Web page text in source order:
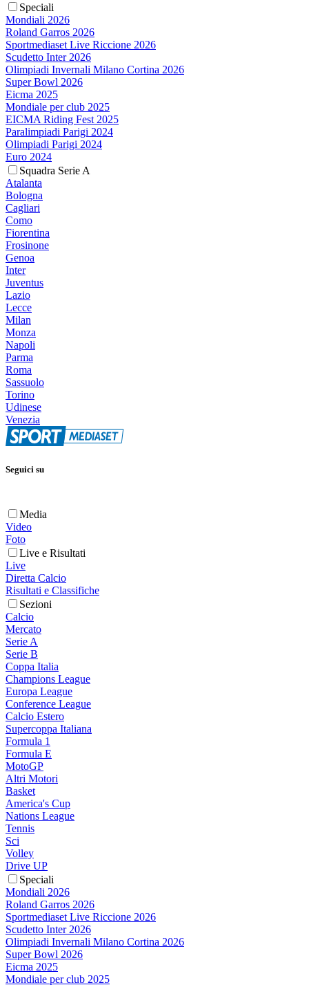
Speciali
Mondiali 2026
Roland Garros 2026
Sportmediaset Live Riccione 2026
Scudetto Inter 2026
Olimpiadi Invernali Milano Cortina 2026
Super Bowl 2026
Eicma 2025
Mondiale per club 2025
EICMA Riding Fest 2025
Paralimpiadi Parigi 2024
Olimpiadi Parigi 2024
Euro 2024
Squadra Serie A
Atalanta
Bologna
Cagliari
Como
Fiorentina
Frosinone
Genoa
Inter
Juventus
Lazio
Lecce
Milan
Monza
Napoli
Parma
Roma
Sassuolo
Torino
Udinese
Venezia
Seguici su
Media
Video
Foto
Live e Risultati
Live
Diretta Calcio
Risultati e Classifiche
Sezioni
Calcio
Mercato
Serie A
Serie B
Coppa Italia
Champions League
Europa League
Conference League
Calcio Estero
Supercoppa Italiana
Formula 1
Formula E
MotoGP
Altri Motori
Basket
America's Cup
Nations League
Tennis
Sci
Volley
Drive UP
Speciali
Mondiali 2026
Roland Garros 2026
Sportmediaset Live Riccione 2026
Scudetto Inter 2026
Olimpiadi Invernali Milano Cortina 2026
Super Bowl 2026
Eicma 2025
Mondiale per club 2025